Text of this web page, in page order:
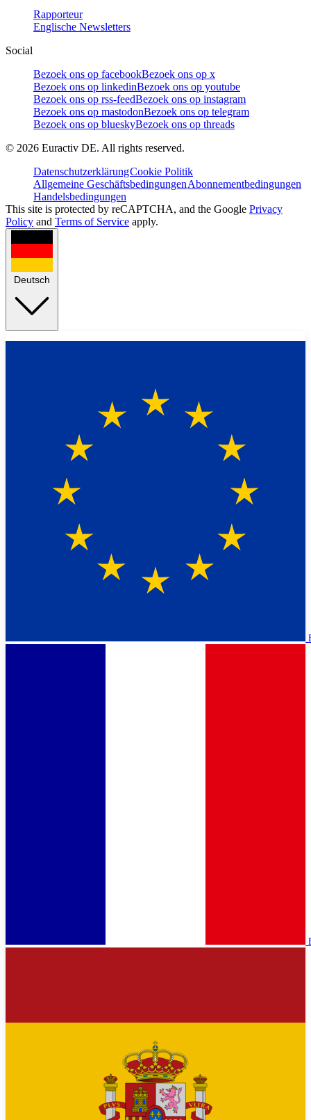
Rapporteur
Englische Newsletters
Social
Bezoek ons op facebookBezoek ons op x
Bezoek ons op linkedinBezoek ons op youtube
Bezoek ons op rss-feedBezoek ons op instagram
Bezoek ons op mastodonBezoek ons op telegram
Bezoek ons op blueskyBezoek ons op threads
© 2026 Euractiv DE. All rights reserved.
DatenschutzerklärungCookie Politik
Allgemeine GeschäftsbedingungenAbonnementbedingungen
Handelsbedingungen
This site is protected by reCAPTCHA, and the Google Privacy
Policy and Terms of Service apply.
Deutsch